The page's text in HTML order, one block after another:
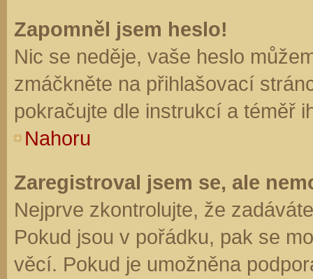
Zapomněl jsem heslo!
Nic se neděje, vaše heslo
zmáčkněte na přihlašovací
pokračujte dle instrukcí a téměř
Nahoru
Zaregistroval jsem se, ale
Nejprve zkontrolujte, že
Pokud jsou v pořádku, pak se
věcí. Pokud je umožněna